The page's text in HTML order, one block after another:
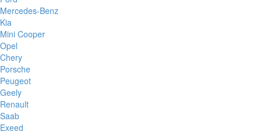
Mercedes-Benz
Kia
Mini Cooper
Opel
Chery
Porsche
Peugeot
Geely
Renault
Saab
Exeed